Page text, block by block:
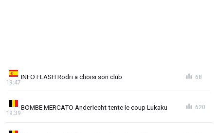
INFO FLASH Rodri a choisi son club
19:47
68
BOMBE MERCATO Anderlecht tente le coup Lukaku
19:39
620